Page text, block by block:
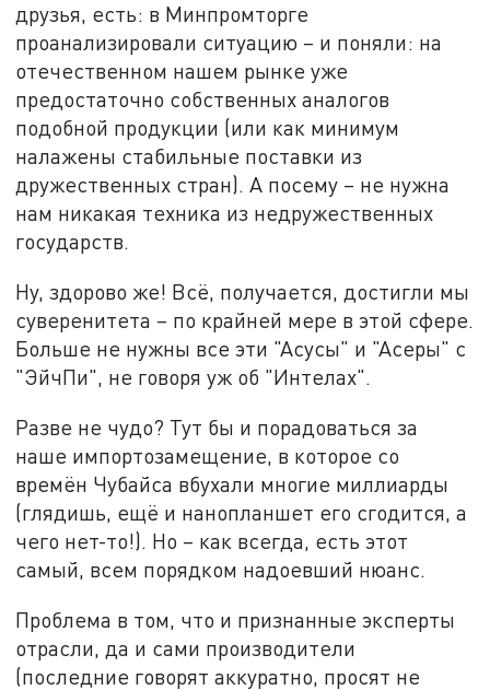
друзья, есть: в Минпромторге
проанализировали ситуацию – и поняли: на
отечественном нашем рынке уже
предостаточно собственных аналогов
подобной продукции (или как минимум
налажены стабильные поставки из
дружественных стран). А посему – не нужна
нам никакая техника из недружественных
государств.
Ну, здорово же! Всё, получается, достигли мы
суверенитета – по крайней мере в этой сфере.
Больше не нужны все эти "Асусы" и "Асеры" с
"ЭйчПи", не говоря уж об "Интелах".
Разве не чудо? Тут бы и порадоваться за
наше импортозамещение, в которое со
времён Чубайса вбухали многие миллиарды
(глядишь, ещё и нанопланшет его сгодится, а
чего нет-то!). Но – как всегда, есть этот
самый, всем порядком надоевший нюанс.
Проблема в том, что и признанные эксперты
отрасли, да и сами производители
(последние говорят аккуратно, просят не